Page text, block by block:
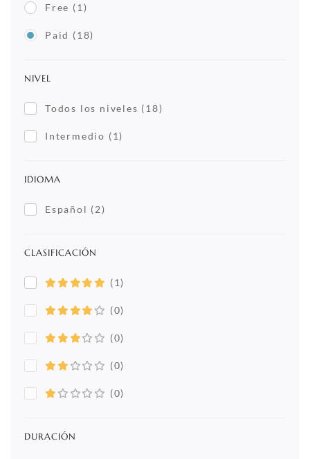
Free (1)
Paid (18)
NIVEL
Todos los niveles (18)
Intermedio (1)
IDIOMA
Español (2)
CLASIFICACIÓN
(1)
(0)
(0)
(0)
(0)
DURACIÓN